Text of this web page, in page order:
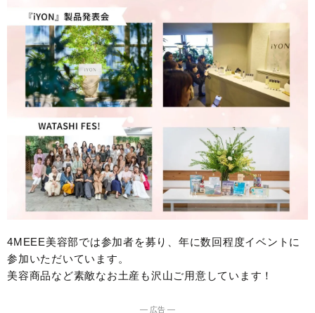
4MEEE美容部では参加者を募り、年に数回程度イベントに
参加いただいています。
美容商品など素敵なお土産も沢山ご用意しています！
― 広告 ―